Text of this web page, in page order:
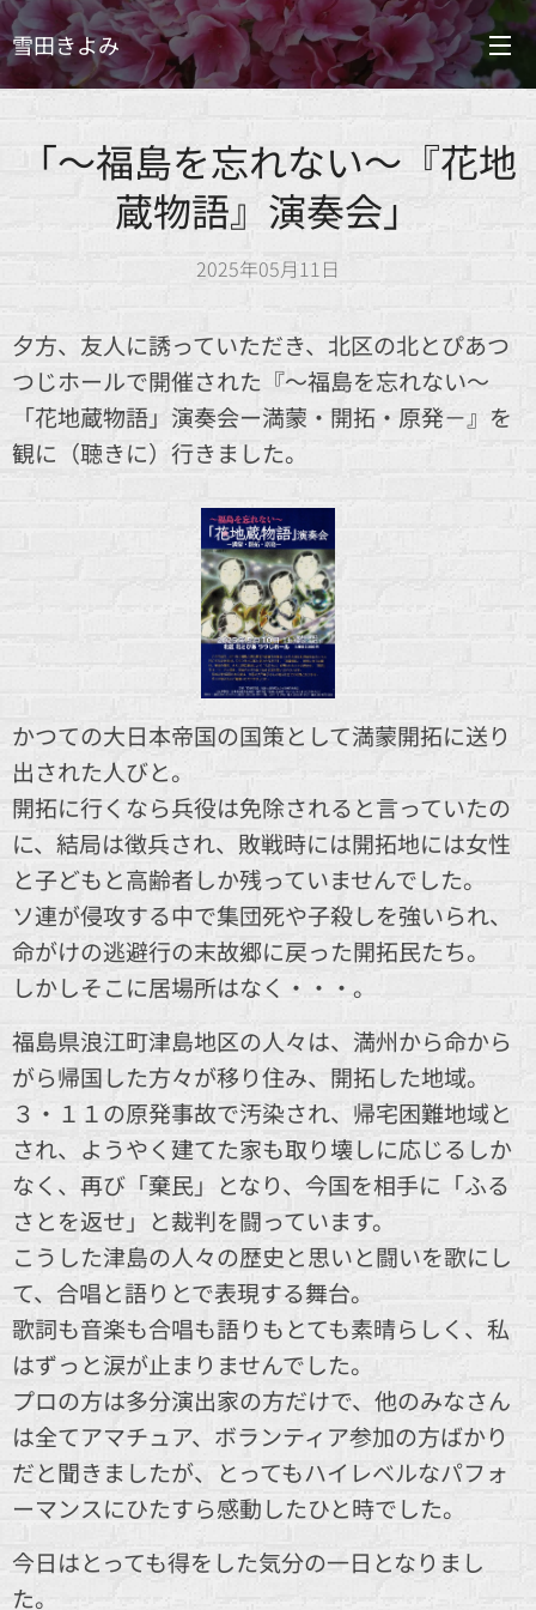
雪田きよみ
「～福島を忘れない～『花地
蔵物語』演奏会」
2025年05月11日
夕方、友人に誘っていただき、北区の北とぴあつ
つじホールで開催された『～福島を忘れない～
「花地蔵物語」演奏会ー満蒙・開拓・原発－』を
観に（聴きに）行きました。
かつての大日本帝国の国策として満蒙開拓に送り
出された人びと。
開拓に行くなら兵役は免除されると言っていたの
に、結局は徴兵され、敗戦時には開拓地には女性
と子どもと高齢者しか残っていませんでした。
ソ連が侵攻する中で集団死や子殺しを強いられ、
命がけの逃避行の末故郷に戻った開拓民たち。
しかしそこに居場所はなく・・・。
福島県浪江町津島地区の人々は、満州から命から
がら帰国した方々が移り住み、開拓した地域。
３・１１の原発事故で汚染され、帰宅困難地域と
され、ようやく建てた家も取り壊しに応じるしか
なく、再び「棄民」となり、今国を相手に「ふる
さとを返せ」と裁判を闘っています。
こうした津島の人々の歴史と思いと闘いを歌にし
て、合唱と語りとで表現する舞台。
歌詞も音楽も合唱も語りもとても素晴らしく、私
はずっと涙が止まりませんでした。
プロの方は多分演出家の方だけで、他のみなさん
は全てアマチュア、ボランティア参加の方ばかり
だと聞きましたが、とってもハイレベルなパフォ
ーマンスにひたすら感動したひと時でした。
今日はとっても得をした気分の一日となりまし
た。